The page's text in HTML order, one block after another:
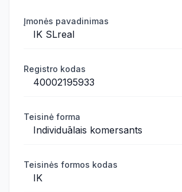
Įmonės pavadinimas
IK SLreal
Registro kodas
40002195933
Teisinė forma
Individuālais komersants
Teisinės formos kodas
IK